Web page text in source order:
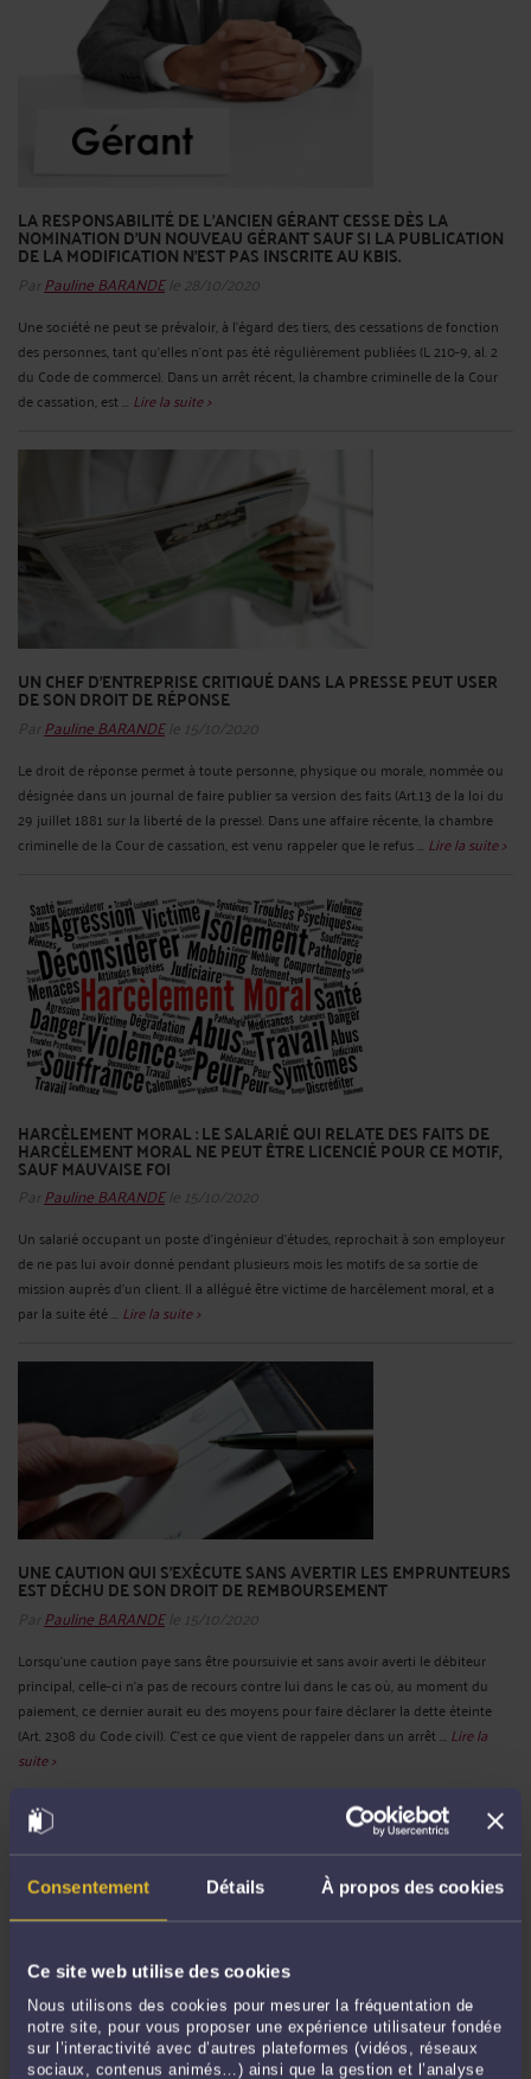
Consentement Détails À propos des cookies
Ce site web utilise des cookies
Nous utilisons des cookies pour mesurer la fréquentation de
notre site, pour vous proposer une expérience utilisateur fondée
sur l’interactivité avec d’autres plateformes (vidéos, réseaux
sociaux, contenus animés…) ainsi que la gestion et l’analyse
LA RESPONSABILITÉ DE L’ANCIEN GÉRANT CESSE DÈS LA
NOMINATION D’UN NOUVEAU GÉRANT SAUF SI LA PUBLICATION
DE LA MODIFICATION N’EST PAS INSCRITE AU KBIS.
Par Pauline BARANDEle 28/10/2020
Une société ne peut se prévaloir, à l’égard des tiers, des cessations de fonction
des personnes, tant qu’elles n’ont pas été régulièrement publiées (L 210-9, al. 2
du Code de commerce). Dans un arrêt récent, la chambre criminelle de la Cour
de cassation, est ... Lire la suite >
UN CHEF D’ENTREPRISE CRITIQUÉ DANS LA PRESSE PEUT USER
DE SON DROIT DE RÉPONSE
Par Pauline BARANDEle 15/10/2020
Le droit de réponse permet à toute personne, physique ou morale, nommée ou
désignée dans un journal de faire publier sa version des faits (Art.13 de la loi du
29 juillet 1881 sur la liberté de la presse). Dans une affaire récente, la chambre
criminelle de la Cour de cassation, est venu rappeler que le refus ... Lire la suite >
HARCÈLEMENT MORAL : LE SALARIÉ QUI RELATE DES FAITS DE
HARCÈLEMENT MORAL NE PEUT ÊTRE LICENCIÉ POUR CE MOTIF,
SAUF MAUVAISE FOI
Par Pauline BARANDEle 15/10/2020
Un salarié occupant un poste d’ingénieur d’études, reprochait à son employeur
de ne pas lui avoir donné pendant plusieurs mois les motifs de sa sortie de
mission auprès d’un client. Il a allégué être victime de harcèlement moral, et a
par la suite été ... Lire la suite >
UNE CAUTION QUI S’EXÉCUTE SANS AVERTIR LES EMPRUNTEURS
EST DÉCHU DE SON DROIT DE REMBOURSEMENT
Par Pauline BARANDEle 15/10/2020
Lorsqu’une caution paye sans être poursuivie et sans avoir averti le débiteur
principal, celle-ci n’a pas de recours contre lui dans le cas où, au moment du
paiement, ce dernier aurait eu des moyens pour faire déclarer la dette éteinte
(Art. 2308 du Code civil). C’est ce que vient de rappeler dans un arrêt ... Lire la
suite >
CONSEIL DE PRUD’HOMMES : NOUVEAU TAUX DE COMPÉTENCE !